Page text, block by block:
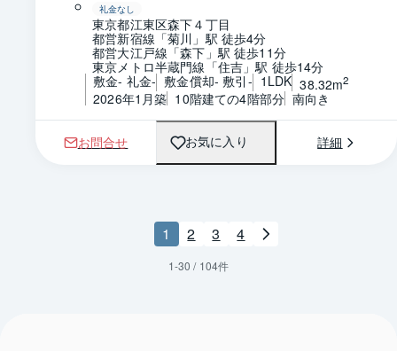
礼金なし
東京都江東区森下４丁目
都営新宿線「菊川」駅 徒歩4分
都営大江戸線「森下」駅 徒歩11分
東京メトロ半蔵門線「住吉」駅 徒歩14分
敷金- 礼金- 敷金償却- 敷引- 1LDK 38.32m2
2026年1月築 10階建ての4階部分 南向き
お問合せ お気に入り 詳細
1 2 3 4
1-30 / 104件